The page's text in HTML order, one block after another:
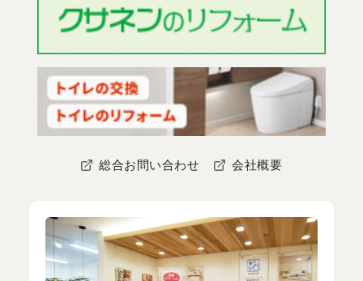
総合お問い合わせ 会社概要